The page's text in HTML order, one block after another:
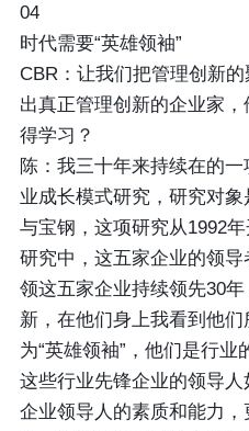
04
时代需要“英雄领袖”
CBR：让我们把管理创新
出真正管理创新的企业家
得学习？
陈：我三十年来持续在的
业成长模式研究，研究对
与宝钢，这项研究从1992
研究中，这五家企业的领导
领这五家企业持续领先30
新，在他们身上我看到他
为“英雄领袖”，他们是行业
这些行业先锋企业的领导
企业领导人的素质和能力